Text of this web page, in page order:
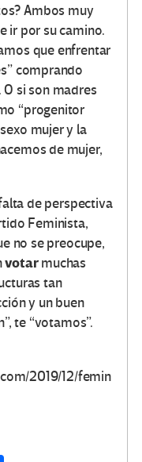
Ambos muy
ir por su camino.
que enfrentar
comprando
si son madres
“progenitor
mujer y la
de mujer,
de perspectiva
Feminista,
no se preocupe,
votarmuchas
tan
y un buen
te “votamos”.
2019/12/femin